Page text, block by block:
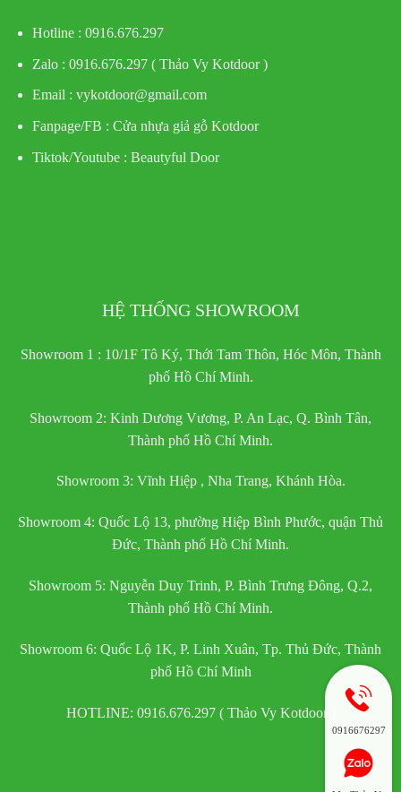
Hotline : 0916.676.297
Zalo : 0916.676.297 ( Thảo Vy Kotdoor )
Email : vykotdoor@gmail.com
Fanpage/FB : Cửa nhựa giả gỗ Kotdoor
Tiktok/Youtube : Beautyful Door
HỆ THỐNG SHOWROOM
Showroom 1 : 10/1F Tô Ký, Thới Tam Thôn, Hóc Môn, Thành
phố Hồ Chí Minh.
Showroom 2: Kinh Dương Vương, P. An Lạc, Q. Bình Tân,
Thành phố Hồ Chí Minh.
Showroom 3: Vĩnh Hiệp , Nha Trang, Khánh Hòa.
Showroom 4: Quốc Lộ 13, phường Hiệp Bình Phước, quận Thủ
Đức, Thành phố Hồ Chí Minh.
Showroom 5: Nguyễn Duy Trinh, P. Bình Trưng Đông, Q.2,
Thành phố Hồ Chí Minh.
Showroom 6: Quốc Lộ 1K, P. Linh Xuân, Tp. Thủ Đức, Thành
phố Hồ Chí Minh
HOTLINE: 0916.676.297 ( Thảo Vy Kotdoor )
0916676297